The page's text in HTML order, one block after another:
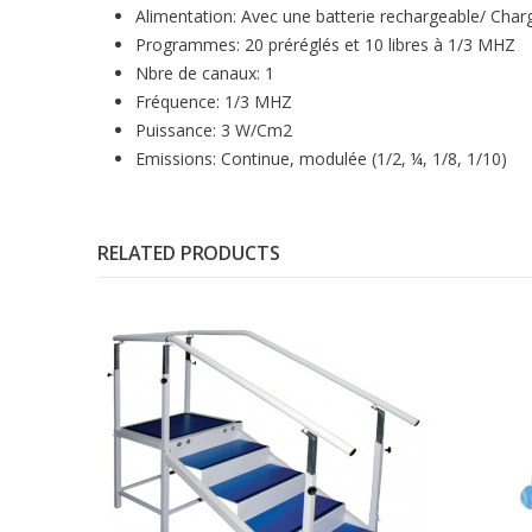
Alimentation: Avec une batterie rechargeable/
Programmes: 20 préréglés et 10 libres à 1/3 MHZ
Nbre de canaux: 1
Fréquence: 1/3 MHZ
Puissance: 3 W/Cm2
Emissions: Continue, modulée (1/2, ¼, 1/8, 1/10)
RELATED PRODUCTS